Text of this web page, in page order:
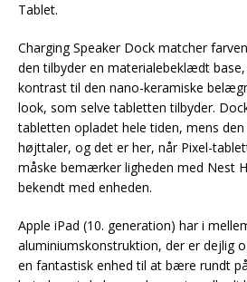
Tablet.
Charging Speaker Dock matcher
den tilbyder en materialebeklædt
kontrast til den nano-keramiske
look, som selve tabletten tilbyder.
tabletten opladet hele tiden, mens
højttaler, og det er her, når Pixel-
måske bemærker ligheden med Nest
bekendt med enheden.
Apple iPad (10. generation) har i
aluminiumskonstruktion, der er dejlig
en fantastisk enhed til at bære rundt